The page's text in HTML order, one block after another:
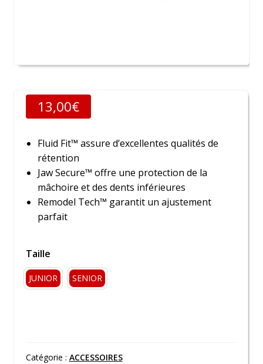
13,00€
Fluid Fit™ assure d’excellentes qualités de
rétention
Jaw Secure™ offre une protection de la
mâchoire et des dents inférieures
Remodel Tech™ garantit un ajustement
parfait
Taille
JUNIOR SENIOR
Catégorie : ACCESSOIRES